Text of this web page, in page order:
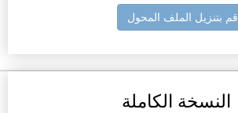
قم بتنزيل الملف المحول
النسخة الكاملة